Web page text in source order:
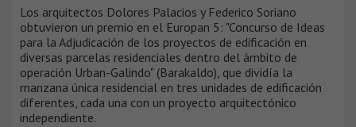
Los arquitectos Dolores Palacios y Federico Soriano
obtuvieron un premio en el Europan 5: "Concurso de Ideas
para la Adjudicación de los proyectos de edificación en
diversas parcelas residenciales dentro del ámbito de
operación Urban-Galindo" (Barakaldo), que dividía la
manzana única residencial en tres unidades de edificación
diferentes, cada una con un proyecto arquitectónico
independiente.